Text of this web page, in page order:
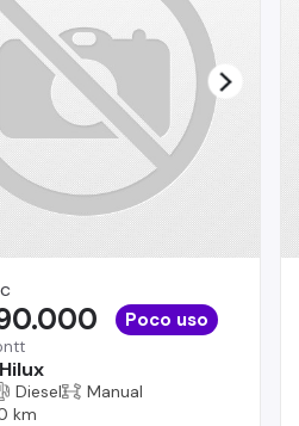
Poco uso
Diesel
Manual
km